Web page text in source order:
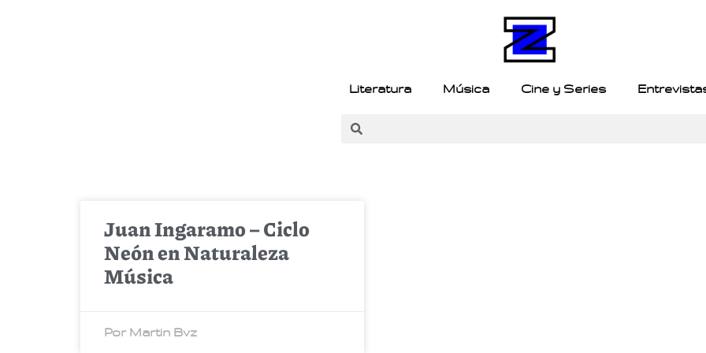
Literatura Música Cine y Series
Juan Ingaramo – Ciclo
Neón en Naturaleza
Música
Por Martin Bvz